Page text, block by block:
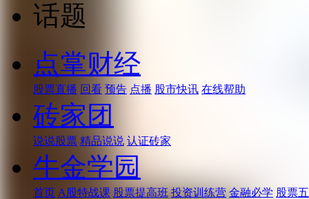
话题
点掌财经
股票直播 回看 预告 点播 股市快讯 在线帮助
砖家团
说说股票 精品说说 认证砖家
牛金学园
首页 A股特战课 股票提高班 投资训练营 金融必学 股票